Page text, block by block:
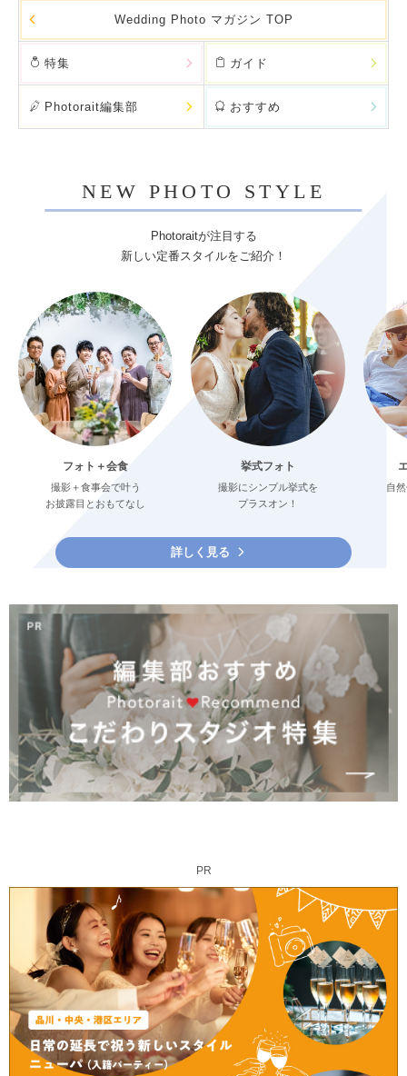
Wedding Photo マガジン TOP
特集 ガイド
Photorait編集部 おすすめ
NEW PHOTO STYLE
Photoraitが注目する
新しい定番スタイルをご紹介！
フォト＋会食
撮影＋食事会で叶う
お披露目とおもてなし
挙式フォト
撮影にシンプル挙式を
プラスオン！
自
詳しく見る
PR